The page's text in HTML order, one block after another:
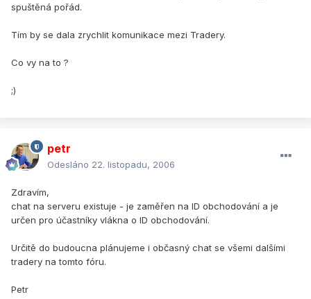
spuštěná pořád.
Tím by se dala zrychlit komunikace mezi Tradery.
Co vy na to ?
;)
petr
Odesláno 22. listopadu, 2006
Zdravím,
chat na serveru existuje - je zaměřen na ID obchodování a je
určen pro účastníky vlákna o ID obchodování.
Určitě do budoucna plánujeme i občasný chat se všemi dalšími
tradery na tomto fóru.
Petr